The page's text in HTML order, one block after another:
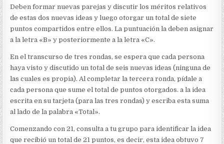
Deben formar nuevas parejas y discutir los méritos relativos
de estas dos nuevas ideas y luego otorgar un total de siete
puntos compartidos entre ellos. La puntuación la deben asignar
a la letra «B» y posteriormente a la letra «C».
En el transcurso de tres rondas, se espera que cada persona
haya visto y discutido un total de seis nuevas ideas (ninguna de
las cuales es propia). Al completar la tercera ronda, pídale a
cada persona que sume el total de puntos otorgados. a la idea
escrita en su tarjeta (para las tres rondas) y escriba esta suma
al lado de la palabra «Total».
Comenzando con 21, consulta a tu grupo para identificar la idea
que recibió un total de 21 puntos, es decir, esta idea obtuvo 7